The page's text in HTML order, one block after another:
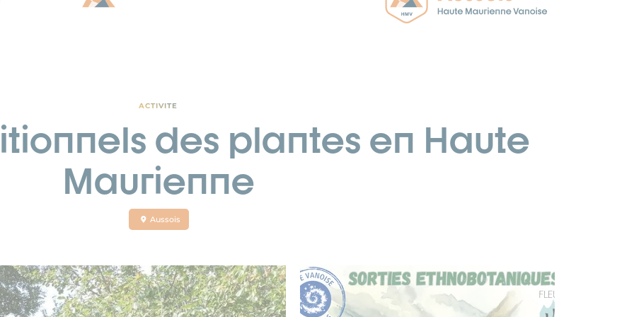
ACTIVITE
des plantes en Haute
Maurienne
Aussois